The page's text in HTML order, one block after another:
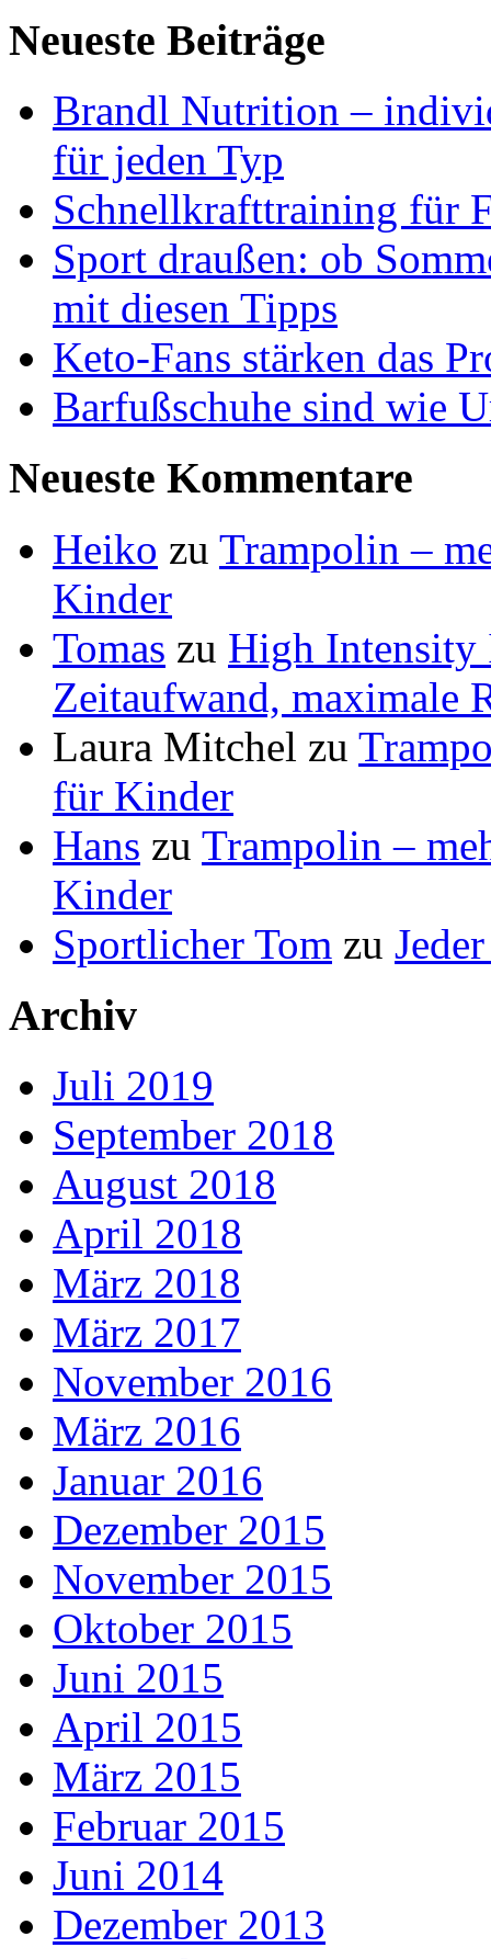
Neueste Beiträge
Brandl Nutrition –
für jeden Typ
Schnellkrafttraining für
Sport draußen: ob
mit diesen Tipps
Keto-Fans stärken das
Barfußschuhe sind wie
Neueste Kommentare
Heiko zu Trampolin –
Kinder
Tomas zu High
Zeitaufwand, maximale
Laura Mitchel zu
für Kinder
Hans zu Trampolin –
Kinder
Sportlicher Tom zu
Archiv
Juli 2019
September 2018
August 2018
April 2018
März 2018
März 2017
November 2016
März 2016
Januar 2016
Dezember 2015
November 2015
Oktober 2015
Juni 2015
April 2015
März 2015
Februar 2015
Juni 2014
Dezember 2013